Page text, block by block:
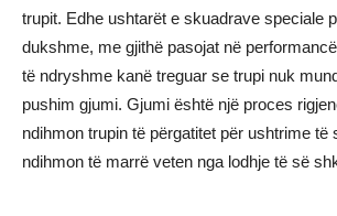
trupit. Edhe ushtarët e skuadrave speciale
dukshme, me gjithë pasojat në
të ndryshme kanë treguar se trupi nuk
pushim gjumi. Gjumi është një proces
ndihmon trupin të përgatitet për ushtrime të
ndihmon të marrë veten nga lodhje të së